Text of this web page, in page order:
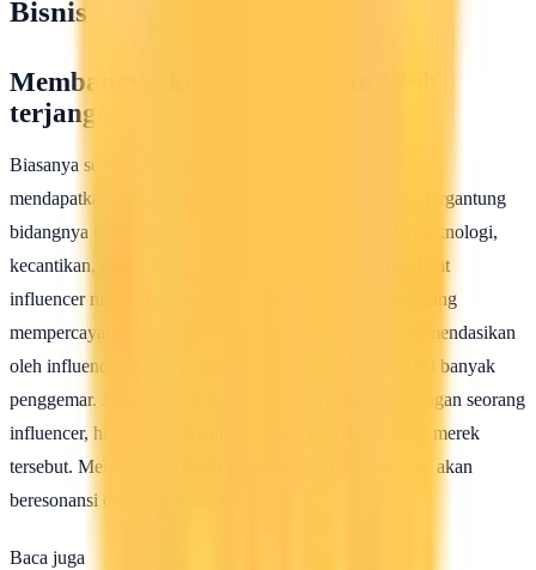
Bisnis
Membangun kepercayaan dan lebih
terjangkau
Biasanya seorang influencer adalah orang pertama yang
mendapatkan informasi tentang produk-produk terbaru tergantung
bidangnya masing-masing. Bidang tersebut terdiri dari teknologi,
kecantikan, travel, dan lain-lain. Hal ini tentunya membuat
influencer menjadi trendsetter, sehingga banyak orang yang
mempercayai sebuah produk branded jika sudah direkomendasikan
oleh influencer. Apalagi jika influencer tersebut memiliki banyak
penggemar. Jadi, ketika sebuah merek berkolaborasi dengan seorang
influencer, hal itu memunculkan perspektif baru tentang merek
tersebut. Melihat idola Anda menggunakan produk pasti akan
beresonansi dengan konsumen.
Baca juga